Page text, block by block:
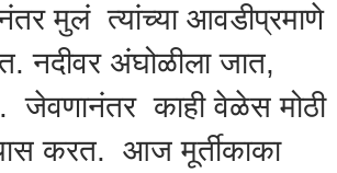
मुलं त्यांच्या आवडीप्रमाणे
अंघोळीला जात,
जेवणानंतर काही वेळेस मोठी
करत. आज मूर्तीकाका